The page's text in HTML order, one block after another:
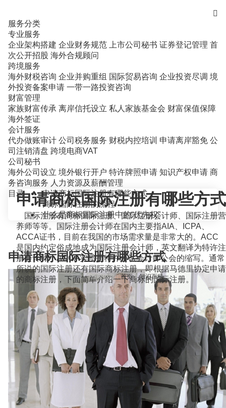

服务分类
专业服务
企业架构搭建 企业财务规范 上市公司秘书 证券登记管理 首
次公开招股 海外合规顾问
跨境服务
海外财税咨询 企业并购重组 国际贸易咨询 企业投资尽调 境
外投资备案申请 一带一路投资咨询
财富管理
家族财富传承 离岸信托设立 私人家族基金会 财富保值保障
海外签证
会计服务
代办做账审计 公司税务服务 财税内控培训 申请离岸豁免 公
司注销清盘 跨境电商VAT
公司秘书
海外公司设立 境外银行开户 特许牌照申请 知识产权申请 商
务咨询服务 人力资源及薪酬管理
当前位置：首页>知识百科>
申请商标国际注册有哪些方式
国际注册有商标国际注册、国际注册会计师、国际注册营
养师等等。国际注册会计师在国内主要指AIA、ICPA、
ACCA证书，目前在我国的市场需求量是非常大的。ACC
是国内约定俗成地成为国际注册会计师，英文翻译为特许注
册会计师，ACCA实质是特许公认会计师公会的缩写。通常
所说的国际注册还有国际商标注册，即根据马德里协定申请
的商标注册，下面简单介绍一下商标的国际注册。
目录
申请商标国际注册有哪些方式
商标国际注册的流程
什么是商标国际注册中的“优先权”
申请商标国际注册有哪些方式